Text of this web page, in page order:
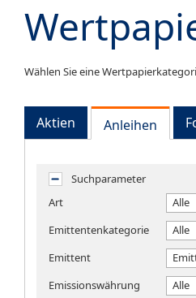
Wählen Sie eine
Aktien Anleihen
Suchparameter
Art
Alle
Emittentenkategorie
Alle
Emittent
Emissionswährung
Alle